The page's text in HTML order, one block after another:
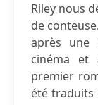
Riley nous
de
après une
cinéma et
premier
été traduits